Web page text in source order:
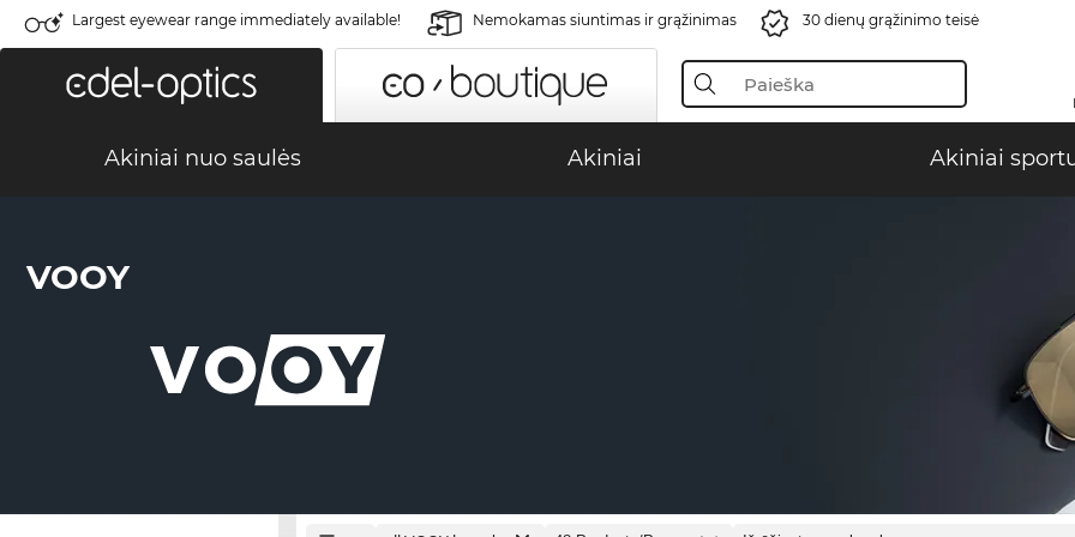
Largest eyewear range immediately available! Nemokamas siuntimas ir grąžinimas 30 dienų grąžinimo teisė
Akiniai nuo saulės Akiniai Akiniai
VOOY